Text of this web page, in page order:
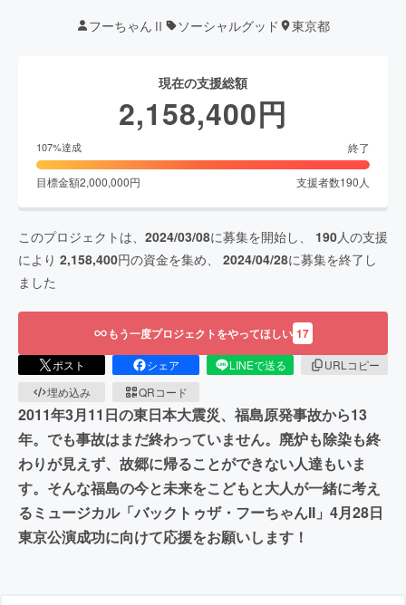
フーちゃんⅡ ソーシャルグッド 東京都
現在の支援総額
2,158,400円
107%達成 終了
目標金額2,000,000円 支援者数190 人
このプロジェクトは、 2024/03/08に募集を開始し、 190人の支援
により 2,158,400円の資金を集め、 2024/04/28に募集を終了し
ました
もう一度プロジェクトをやってほしい 17
ポスト シェア LINEで送る
URLコピー
埋め込み
QRコード
2011年3月11日の東日本大震災、福島原発事故から13
年。でも事故はまだ終わっていません。廃炉も除染も終
わりが見えず、故郷に帰ることができない人達もいま
す。そんな福島の今と未来をこどもと大人が一緒に考え
るミュージカル「バックトゥザ・フーちゃんII」4月28日
東京公演成功に向けて応援をお願いします！